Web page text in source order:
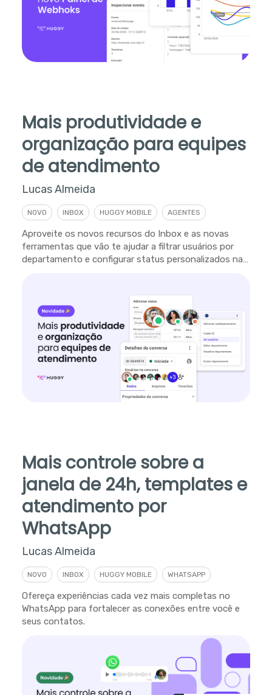
Mais produtividade e
organização para equipes
de atendimento
Lucas Almeida
NOVO INBOX HUGGY MOBILE AGENTES
Aproveite os novos recursos do Inbox e as novas
ferramentas que vão te ajudar a filtrar usuários por
departamento e configurar status personalizados na
Mais controle sobre a
janela de 24h, templates e
atendimento por
WhatsApp
Lucas Almeida
NOVO INBOX HUGGY MOBILE WHATSAPP
Ofereça experiências cada vez mais completas no
WhatsApp para fortalecer as conexões entre você e
seus contatos.